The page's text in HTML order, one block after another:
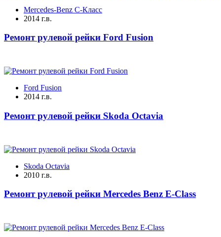
Mercedes-Benz C-Класс
2014 г.в.
Ремонт рулевой рейки Ford Fusion
Ford Fusion
2014 г.в.
Ремонт рулевой рейки Skoda Octavia
Skoda Octavia
2010 г.в.
Ремонт рулевой рейки Mercedes Benz E-Class